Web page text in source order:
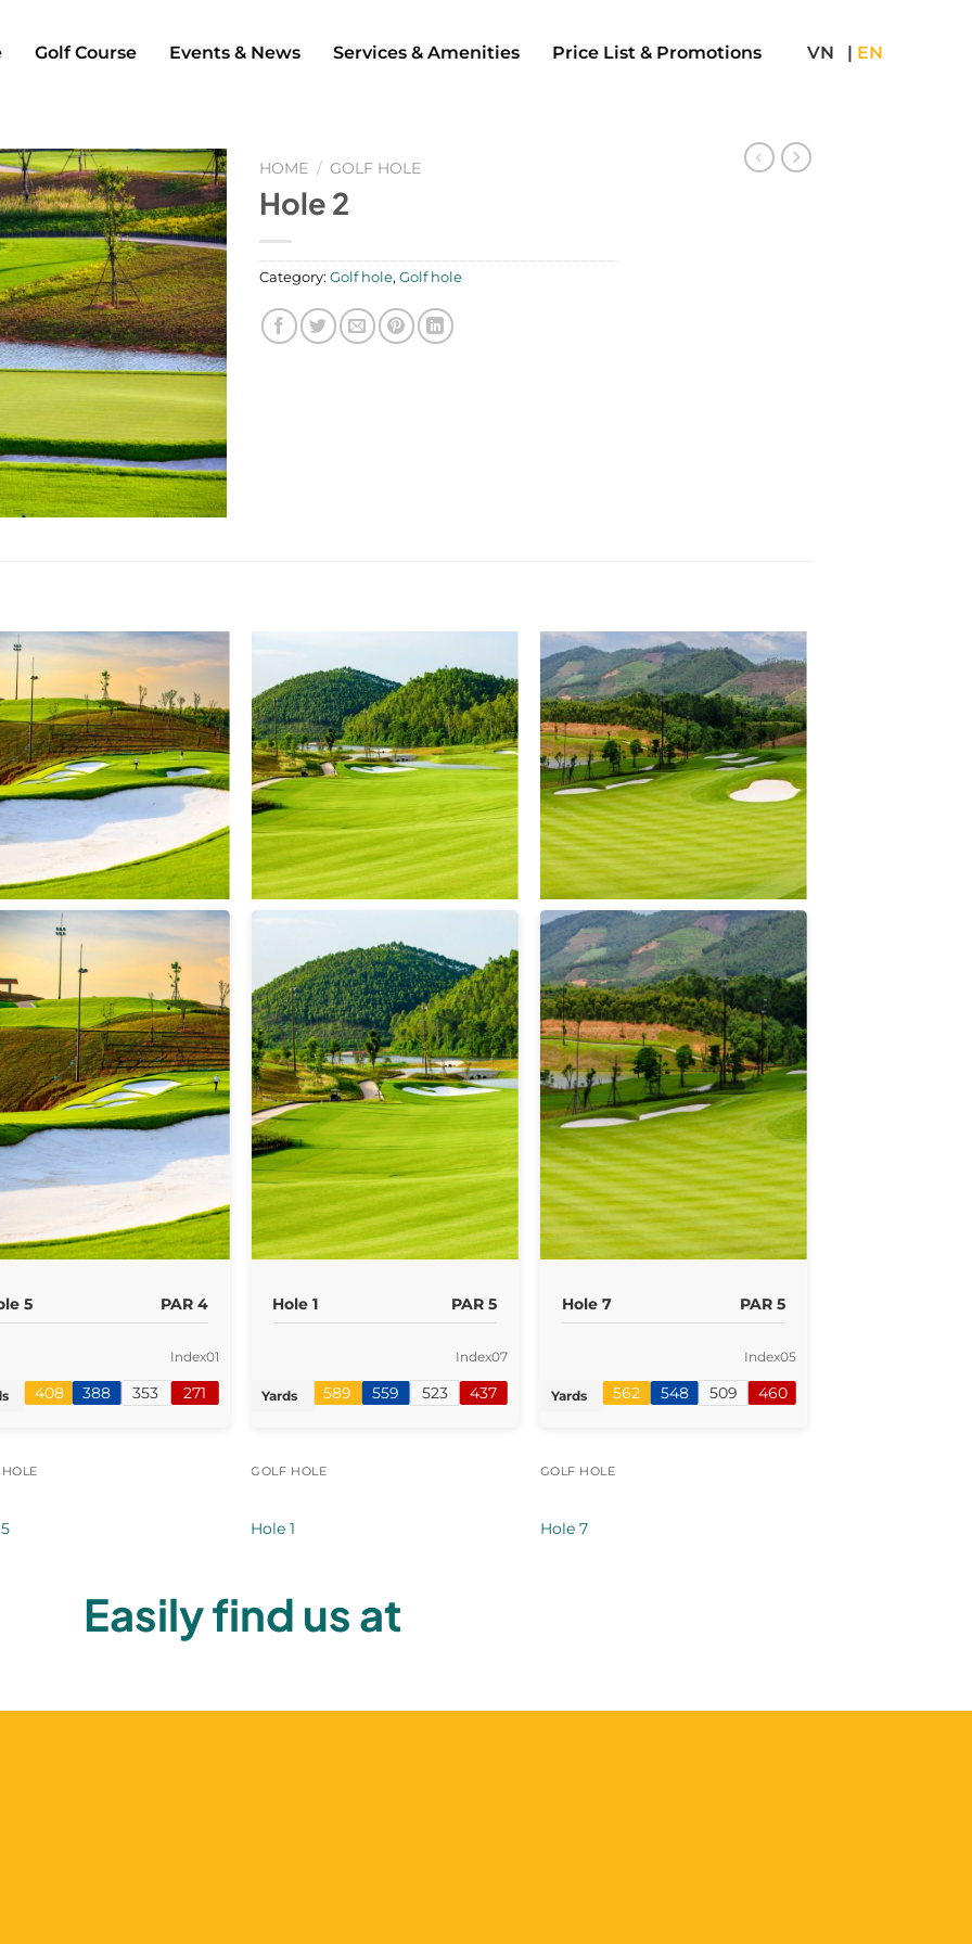
Golf Course Events & News Services & Amenities Price List & Promotions VN | EN
HOME / GOLF HOLE
Hole 2
Category: Golf hole, Golf hole
5 PAR 4
Index01
408 388 353 271
Hole 1 PAR 5
Index07
Yards 589 559 523 437
GOLF HOLE
Hole 1
Hole 7 PAR 5
Index05
Yards 562 548 509 460
GOLF HOLE
Hole 7
Easily find us at